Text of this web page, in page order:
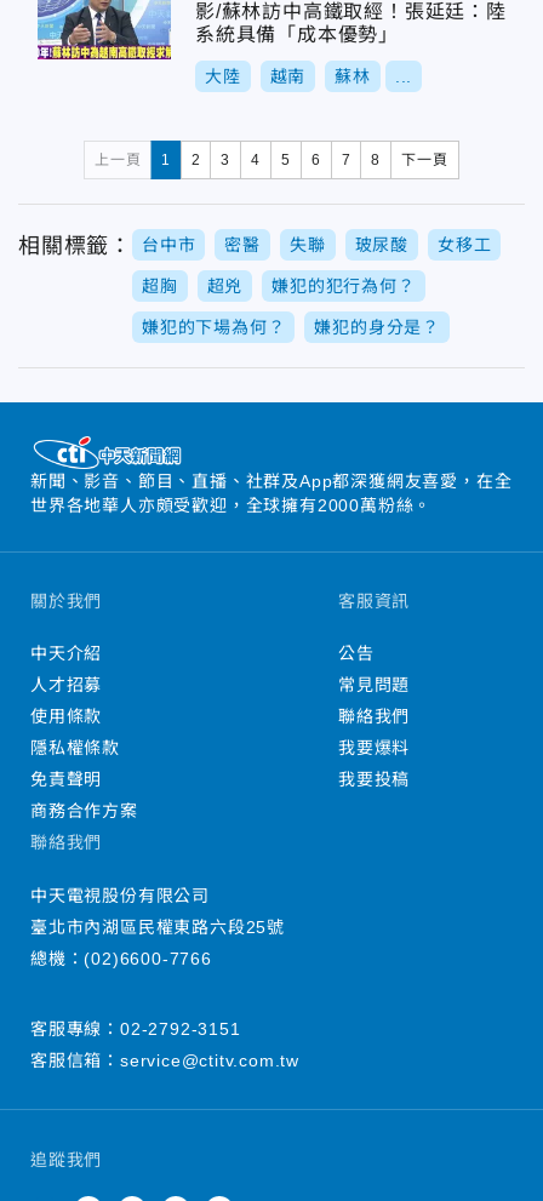
影/蘇林訪中高鐵取經！張延廷：陸
系統具備「成本優勢」
大陸 越南 蘇林
上一頁 1 2 3 4 5 6 7 8 下一頁
相關標籤： 台中市 密醫 失聯 玻尿酸 女移工
超胸 超兇 嫌犯的犯行為何？
嫌犯的下場為何？ 嫌犯的身分是？
新聞、影音、節目、直播、社群及App都深獲網友喜愛，在全
世界各地華人亦頗受歡迎，全球擁有2000萬粉絲。
追蹤我們
關於我們
中天介紹
人才招募
使用條款
隱私權條款
免責聲明
商務合作方案
客服資訊
公告
常見問題
聯絡我們
我要爆料
我要投稿
聯絡我們
中天電視股份有限公司
臺北市內湖區民權東路六段25號
總機：(02)6600-7766
客服專線： 02-2792-3151
客服信箱： service@ctitv.com.tw